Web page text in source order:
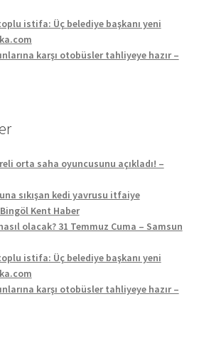
istifa: Üç belediye başkanı yeni
karşı otobüsler tahliyeye hazır –
orta saha oyuncusunu açıkladı! –
sıkışan kedi yavrusu itfaiye
Kent Haber
olacak? 31 Temmuz Cuma – Samsun
istifa: Üç belediye başkanı yeni
karşı otobüsler tahliyeye hazır –